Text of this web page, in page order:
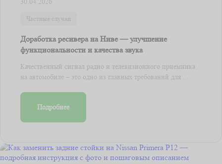
Частные случаи
Доработка ресивера на Ниве — улучшение
функциональности и качества звука
Качественный сигнал радио и телевизионного приемника
на автомобиле – это одно из главных требований для ...
Подробнее